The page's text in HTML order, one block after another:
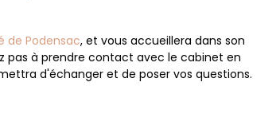
de Podensac, et vous accueillera dans son
pas à prendre contact avec le cabinet en
d'échanger et de poser vos questions.